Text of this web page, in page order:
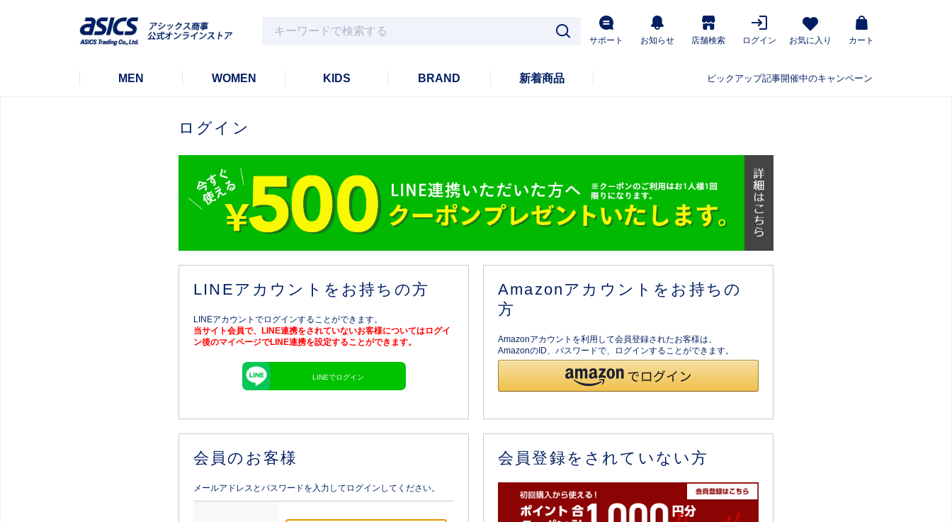
サポート お知らせ 店舗検索 ログイン お気に入り カート
MEN WOMEN KIDS BRAND 新着商品 ピックアップ記事開催中のキャンペーン
ログイン
LINEアカウントをお持ちの方
LINEアカウントでログインすることができます。
当サイト会員で、LINE連携をされていないお客様についてはログイ
ン後のマイページでLINE連携を設定することができます。
LINEでログイン
Amazonアカウントをお持ちの
方
Amazonアカウントを利用して会員登録されたお客様は、
AmazonのID、パスワードで、ログインすることができます。
会員のお客様
メールアドレスとパスワードを入力してログインしてください。
会員登録をされていない方